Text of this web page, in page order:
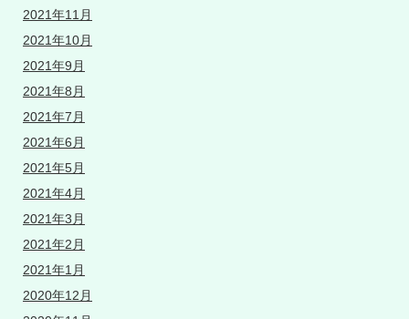
2021年11月
2021年10月
2021年9月
2021年8月
2021年7月
2021年6月
2021年5月
2021年4月
2021年3月
2021年2月
2021年1月
2020年12月